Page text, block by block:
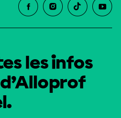
les infos